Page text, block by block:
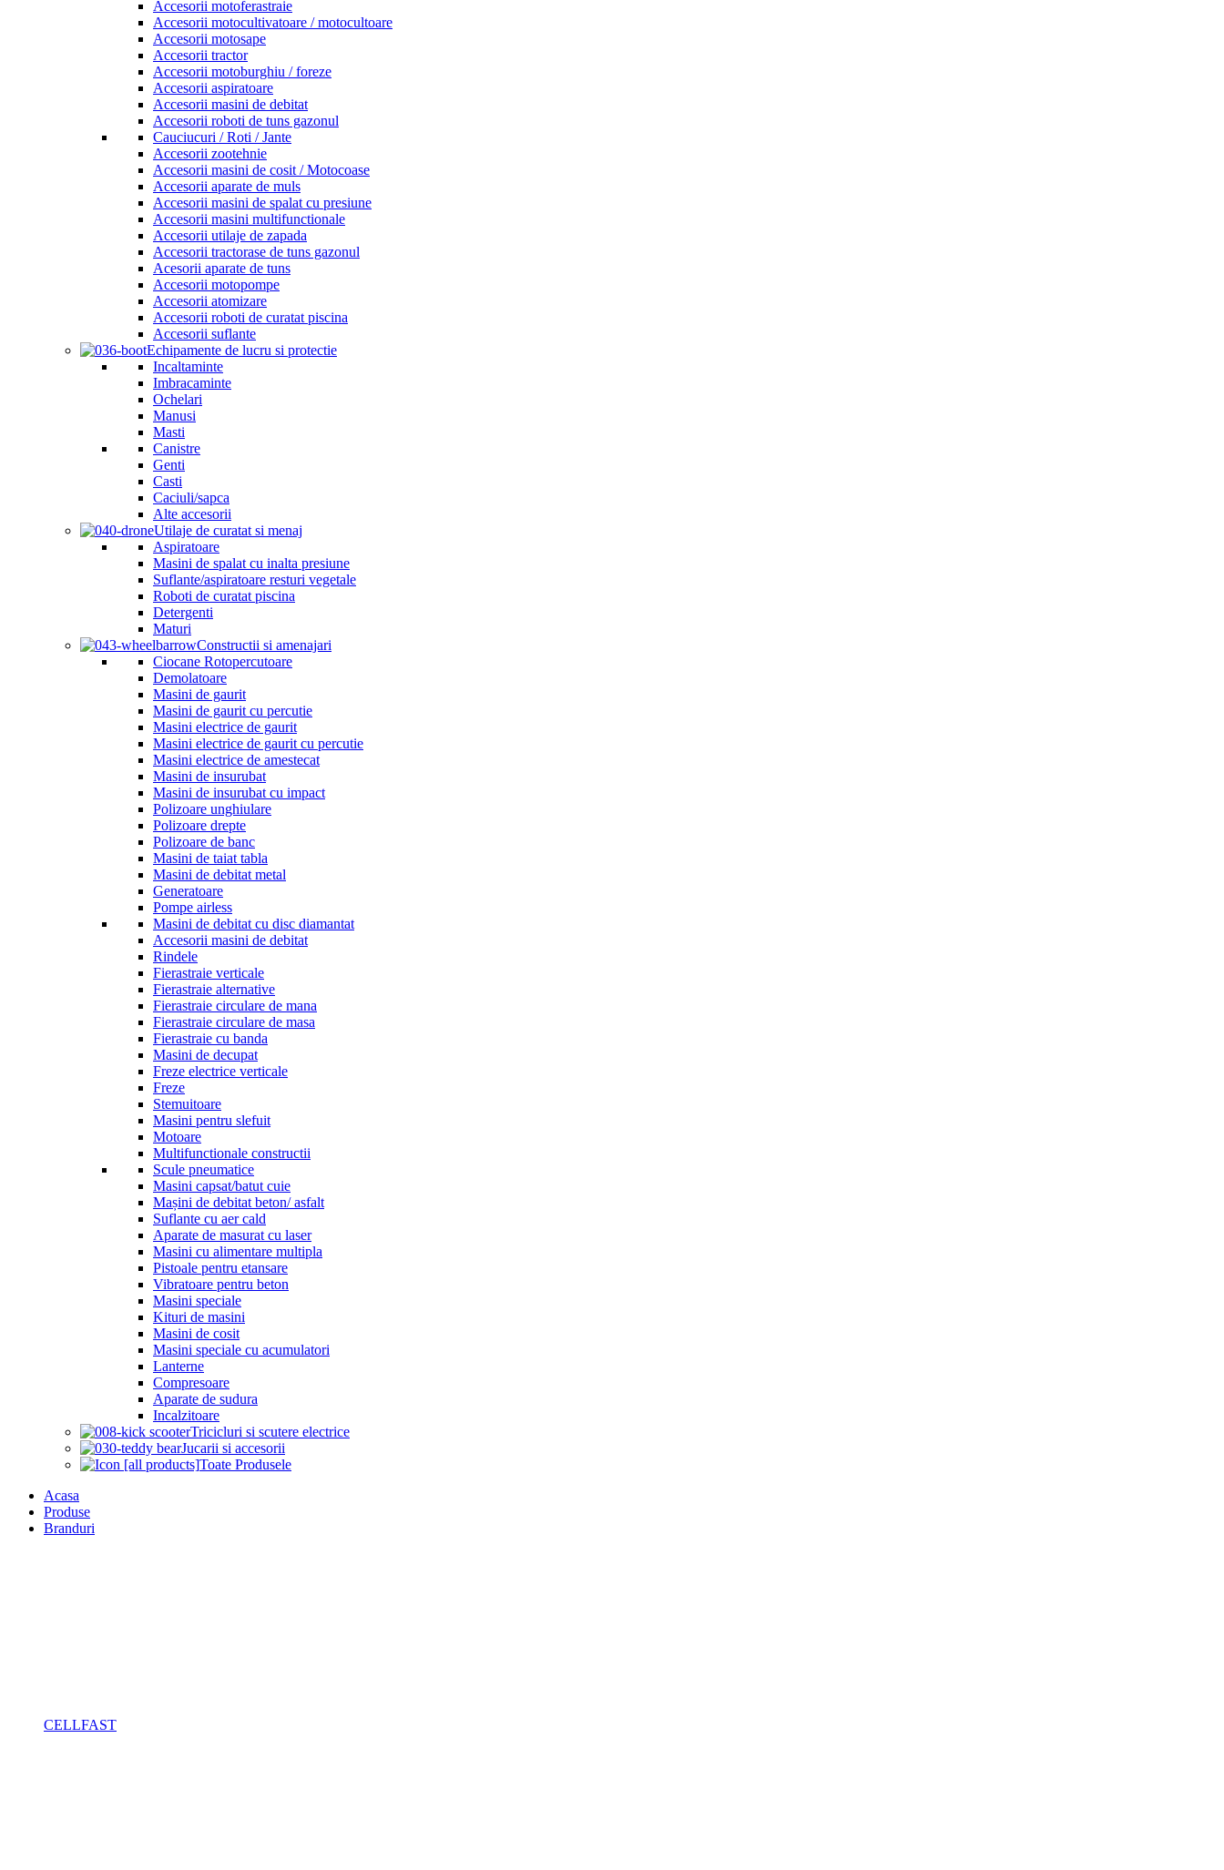
Accesorii motoferastraie
Accesorii motocultivatoare / motocultoare
Accesorii motosape
Accesorii tractor
Accesorii motoburghiu / foreze
Accesorii aspiratoare
Accesorii masini de debitat
Accesorii roboti de tuns gazonul
Cauciucuri / Roti / Jante
Accesorii zootehnie
Accesorii masini de cosit / Motocoase
Accesorii aparate de muls
Accesorii masini de spalat cu presiune
Accesorii masini multifunctionale
Accesorii utilaje de zapada
Accesorii tractorase de tuns gazonul
Acesorii aparate de tuns
Accesorii motopompe
Accesorii atomizare
Accesorii roboti de curatat piscina
Accesorii suflante
Echipamente de lucru si protectie
Incaltaminte
Imbracaminte
Ochelari
Manusi
Masti
Canistre
Genti
Casti
Caciuli/sapca
Alte accesorii
Utilaje de curatat si menaj
Aspiratoare
Masini de spalat cu inalta presiune
Suflante/aspiratoare resturi vegetale
Roboti de curatat piscina
Detergenti
Maturi
Constructii si amenajari
Ciocane Rotopercutoare
Demolatoare
Masini de gaurit
Masini de gaurit cu percutie
Masini electrice de gaurit
Masini electrice de gaurit cu percutie
Masini electrice de amestecat
Masini de insurubat
Masini de insurubat cu impact
Polizoare unghiulare
Polizoare drepte
Polizoare de banc
Masini de taiat tabla
Masini de debitat metal
Generatoare
Pompe airless
Masini de debitat cu disc diamantat
Accesorii masini de debitat
Rindele
Fierastraie verticale
Fierastraie alternative
Fierastraie circulare de mana
Fierastraie circulare de masa
Fierastraie cu banda
Masini de decupat
Freze electrice verticale
Freze
Stemuitoare
Masini pentru slefuit
Motoare
Multifunctionale constructii
Scule pneumatice
Masini capsat/batut cuie
Mașini de debitat beton/ asfalt
Suflante cu aer cald
Aparate de masurat cu laser
Masini cu alimentare multipla
Pistoale pentru etansare
Vibratoare pentru beton
Masini speciale
Kituri de masini
Masini de cosit
Masini speciale cu acumulatori
Lanterne
Compresoare
Aparate de sudura
Incalzitoare
Tricicluri si scutere electrice
Jucarii si accesorii
Toate Produsele
Acasa
Produse
Branduri
CELLFAST